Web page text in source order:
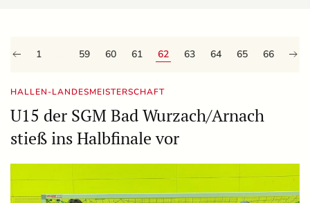
1 59 60 61 62 63 64 65 66
HALLEN-LANDESMEISTERSCHAFT
U15 der SGM Bad Wurzach/Arnach
stieß ins Halbfinale vor